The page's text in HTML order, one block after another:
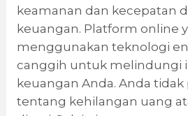
keamanan dan kecepatan
keuangan. Platform online
menggunakan teknologi
canggih untuk melindungi
keuangan Anda. Anda
tentang kehilangan uang